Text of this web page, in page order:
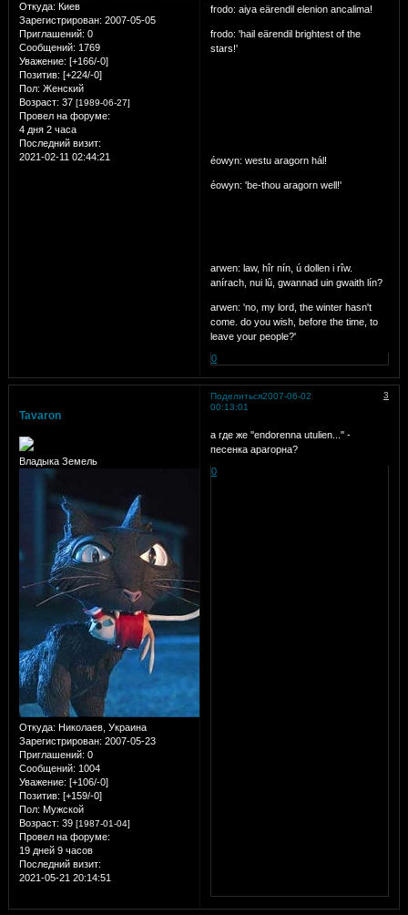
Откуда: Киев
Зарегистрирован: 2007-05-05
Приглашений: 0
Сообщений: 1769
Уважение: [+166/-0]
Позитив: [+224/-0]
Пол: Женский
Возраст: 37 [1989-06-27]
Провел на форуме:
4 дня 2 часа
Последний визит:
2021-02-11 02:44:21
frodo: aiya eärendil elenion ancalima!
frodo: 'hail eärendil brightest of the
stars!'
éowyn: westu aragorn hál!
éowyn: 'be-thou aragorn well!'
arwen: law, hîr nín, ú dollen i rîw.
anírach, nui lû, gwannad uin gwaith lín?
arwen: 'no, my lord, the winter hasn't
come. do you wish, before the time, to
leave your people?'
0
Поделиться 3
2007-06-02
00:13:01
Tavaron
Владыка Земель
Откуда: Николаев, Украина
Зарегистрирован: 2007-05-23
Приглашений: 0
Сообщений: 1004
Уважение: [+106/-0]
Позитив: [+159/-0]
Пол: Мужской
Возраст: 39 [1987-01-04]
Провел на форуме:
19 дней 9 часов
Последний визит:
2021-05-21 20:14:51
а где же ''endorenna utulien...'' -
песенка арагорна?
0